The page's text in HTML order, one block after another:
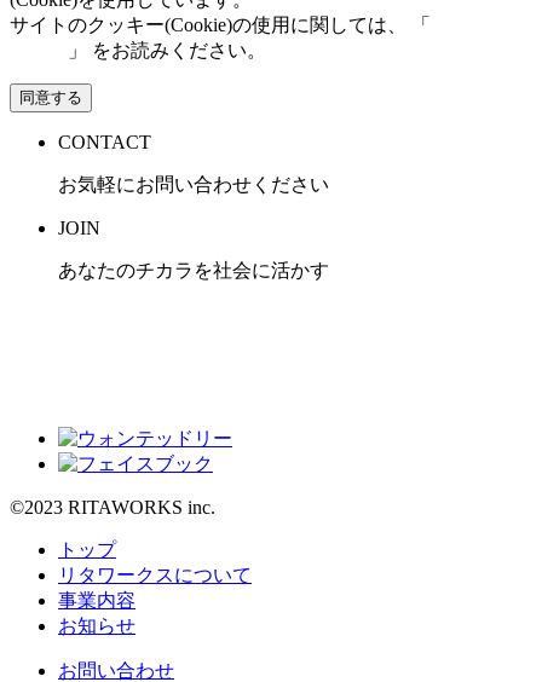
サイトのクッキー(Cookie)の使用に関しては、 「
」 をお読みください。
同意する
CONTACT
お気軽にお問い合わせください
JOIN
あなたのチカラを社会に活かす
©2023 RITAWORKS inc.
トップ
リタワークスについて
事業内容
お知らせ
お問い合わせ